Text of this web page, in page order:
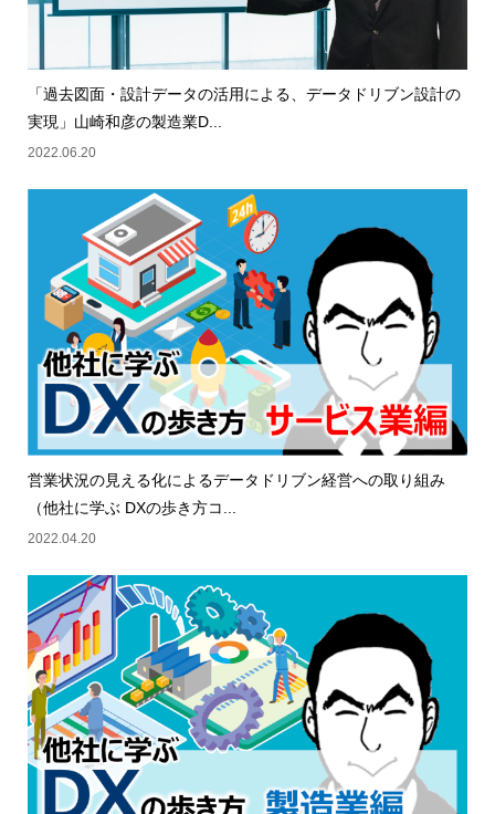
「過去図面・設計データの活用による、データドリブン設計の
実現」山崎和彦の製造業D...
2022.06.20
営業状況の見える化によるデータドリブン経営への取り組み
（他社に学ぶ DXの歩き方コ...
2022.04.20